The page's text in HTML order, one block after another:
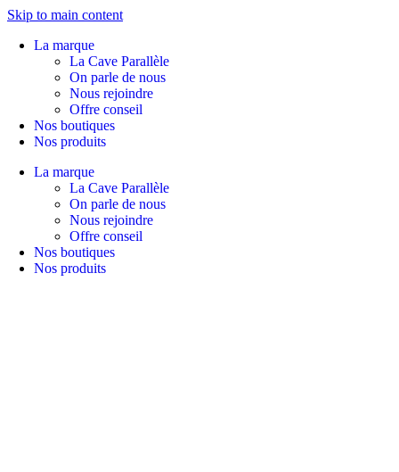
Skip to main content
La marque
La Cave Parallèle
On parle de nous
Nous rejoindre
Offre conseil
Nos boutiques
Nos produits
La marque
La Cave Parallèle
On parle de nous
Nous rejoindre
Offre conseil
Nos boutiques
Nos produits